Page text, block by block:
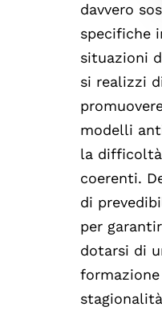
davvero
specifiche
situazioni
si realizzi
modelli
la difficoltà
coerenti.
di
per
dotarsi di